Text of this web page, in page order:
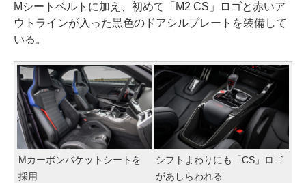
Mシートベルトに加え、初めて「M2 CS」ロゴと赤いア
ウトラインが入った黒色のドアシルプレートを装備して
いる。
Mカーボンバケットシートを
採用
シフトまわりにも「CS」ロゴ
があしらわれる